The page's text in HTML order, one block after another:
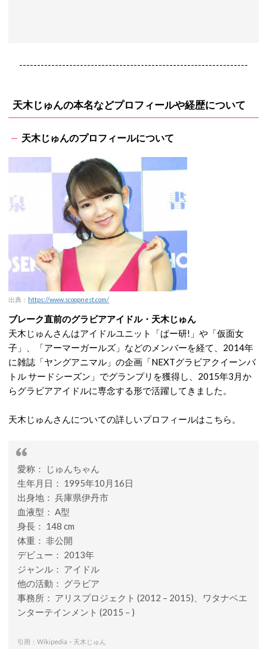
----------------------------------------------------------------
天木じゅんの本名などプロフィールや経歴について
天木じゅんのプロフィールについて
出典： https://www.scoopnest.com/
ブレーク直前のグラビアアイドル・天木じゅん
天木じゅんさんはアイドルユニット「ぱー研!」や「仮面女
子」、「アーマーガールズ」などのメンバーを経て、2014年
に雑誌「ヤングアニマル」の企画「NEXTグラビアクイーンバ
トル サードシーズン」でグランプリを獲得し、2015年3月か
らグラビアアイドルに専念する形で活躍してきました。
天木じゅんさんについての詳しいプロフィールはこちら。
愛称： じゅんちゃん
生年月日： 1995年10月16日
出身地： 兵庫県伊丹市
血液型： A型
身長： 148 cm
体重： 非公開
デビュー： 2013年
ジャンル： アイドル
他の活動： グラビア
事務所： アリスプロジェクト (2012 – 2015)、ワタナベエ
ンターテインメント (2015 – )
引用：Wikipedia – 天木じゅん